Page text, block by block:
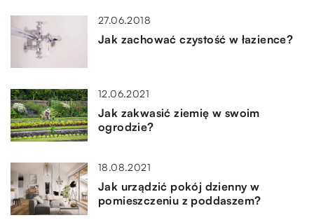
27.06.2018
Jak zachować czystość w łazience?
12.06.2021
Jak zakwasić ziemię w swoim
ogrodzie?
18.08.2021
Jak urządzić pokój dzienny w
pomieszczeniu z poddaszem?